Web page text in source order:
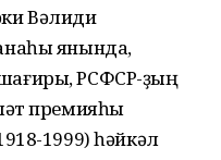
Вәлиди
янында,
РСФСР-ҙың
премияһы
1999) һәйкәл